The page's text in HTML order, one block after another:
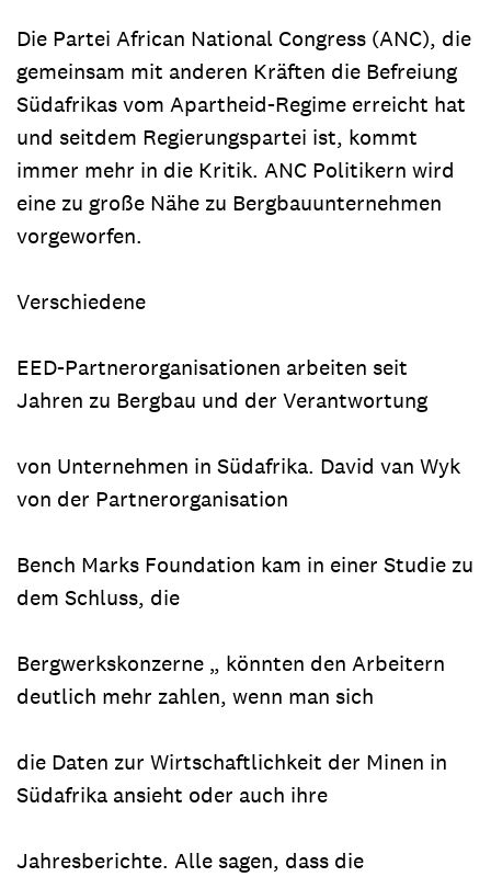
Die Partei African National Congress (ANC), die
gemeinsam mit anderen Kräften die Befreiung
Südafrikas vom Apartheid-Regime erreicht hat
und seitdem Regierungspartei ist, kommt
immer mehr in die Kritik. ANC Politikern wird
eine zu große Nähe zu Bergbauunternehmen
vorgeworfen.
Verschiedene
EED-Partnerorganisationen arbeiten seit
Jahren zu Bergbau und der Verantwortung
von Unternehmen in Südafrika. David van Wyk
von der Partnerorganisation
Bench Marks Foundation kam in einer Studie zu
dem Schluss, die
Bergwerkskonzerne „ könnten den Arbeitern
deutlich mehr zahlen, wenn man sich
die Daten zur Wirtschaftlichkeit der Minen in
Südafrika ansieht oder auch ihre
Jahresberichte. Alle sagen, dass die